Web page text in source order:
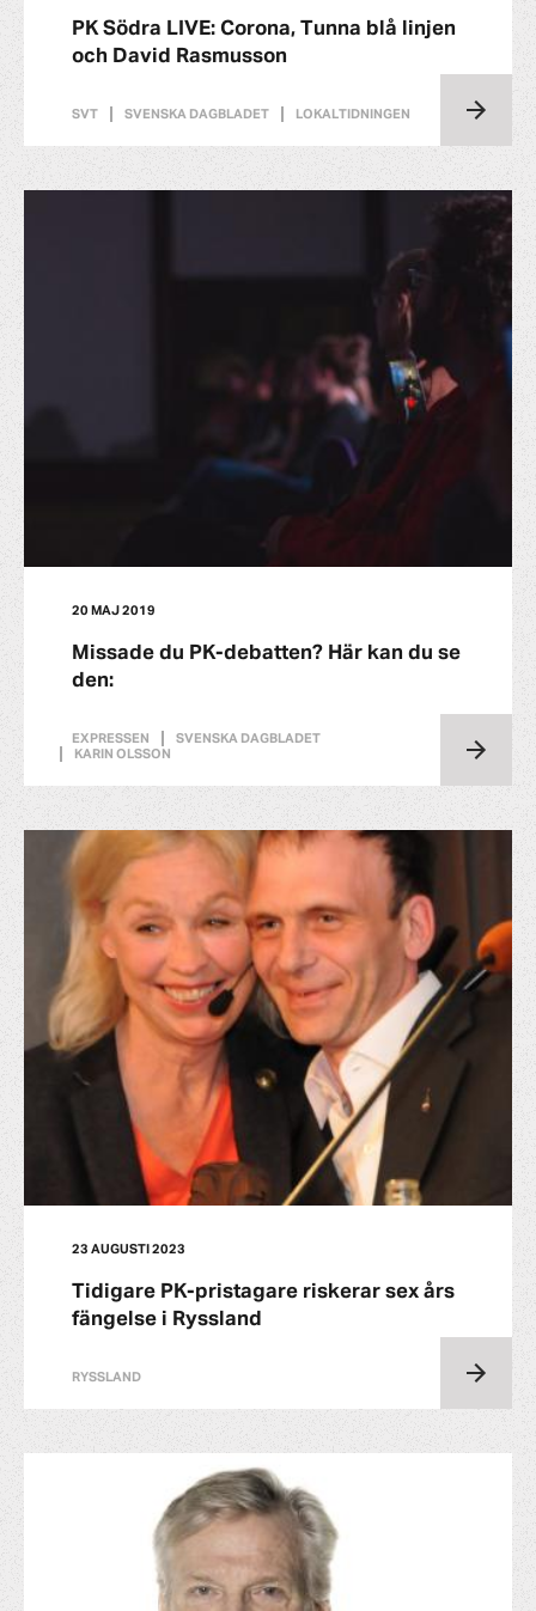
PK Södra LIVE: Corona, Tunna blå linjen
och David Rasmusson
SVT SVENSKA DAGBLADET LOKALTIDNINGEN
20 MAJ 2019
Missade du PK-debatten? Här kan du se
den:
EXPRESSEN
SVENSKA DAGBLADET
KARIN OLSSON
23 AUGUSTI 2023
Tidigare PK-pristagare riskerar sex års
fängelse i Ryssland
RYSSLAND